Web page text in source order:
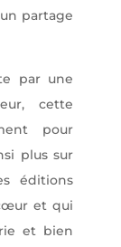
partage
par une
cette
pour
plus sur
éditions
et qui
et bien